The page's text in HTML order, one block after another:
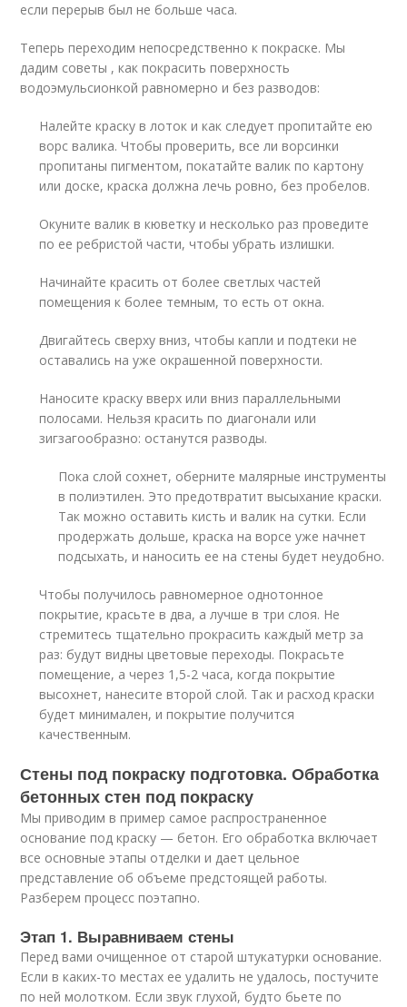
если перерыв был не больше часа.
Теперь переходим непосредственно к покраске. Мы
дадим советы , как покрасить поверхность
водоэмульсионкой равномерно и без разводов:
Налейте краску в лоток и как следует пропитайте ею
ворс валика. Чтобы проверить, все ли ворсинки
пропитаны пигментом, покатайте валик по картону
или доске, краска должна лечь ровно, без пробелов.
Окуните валик в кюветку и несколько раз проведите
по ее ребристой части, чтобы убрать излишки.
Начинайте красить от более светлых частей
помещения к более темным, то есть от окна.
Двигайтесь сверху вниз, чтобы капли и подтеки не
оставались на уже окрашенной поверхности.
Наносите краску вверх или вниз параллельными
полосами. Нельзя красить по диагонали или
зигзагообразно: останутся разводы.
Пока слой сохнет, оберните малярные инструменты
в полиэтилен. Это предотвратит высыхание краски.
Так можно оставить кисть и валик на сутки. Если
продержать дольше, краска на ворсе уже начнет
подсыхать, и наносить ее на стены будет неудобно.
Чтобы получилось равномерное однотонное
покрытие, красьте в два, а лучше в три слоя. Не
стремитесь тщательно прокрасить каждый метр за
раз: будут видны цветовые переходы. Покрасьте
помещение, а через 1,5-2 часа, когда покрытие
высохнет, нанесите второй слой. Так и расход краски
будет минимален, и покрытие получится
качественным.
Стены под покраску подготовка. Обработка
бетонных стен под покраску
Мы приводим в пример самое распространенное
основание под краску — бетон. Его обработка включает
все основные этапы отделки и дает цельное
представление об объеме предстоящей работы.
Разберем процесс поэтапно.
Этап 1. Выравниваем стены
Перед вами очищенное от старой штукатурки основание.
Если в каких-то местах ее удалить не удалось, постучите
по ней молотком. Если звук глухой, будто бьете по